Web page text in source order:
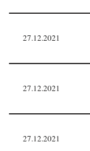
27.12.2021
27.12.2021
27.12.2021